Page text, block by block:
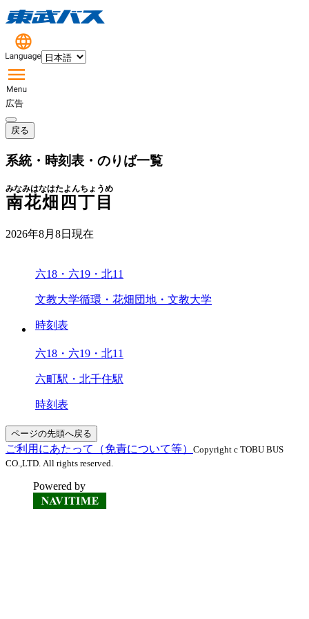
広告
戻る
系統・時刻表・のりば一覧
南花畑四丁目
みなみはなはたよんちょうめ
2026年8月8日 現在
六18・六19・北11
文教大学循環・花畑団地・文教大学
時刻表
六18・六19・北11
六町駅・北千住駅
時刻表
ページの先頭へ戻る
ご利用にあたって（免責について等） Copyright c TOBU BUS
CO.,LTD. All rights reserved.
Powered by